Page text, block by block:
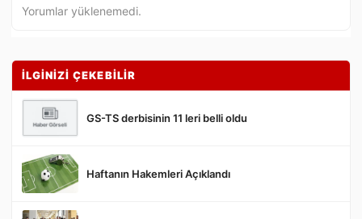
Gönder
Yorumlar yüklenemedi.
İLGİNİZİ ÇEKEBİLİR
GS-TS derbisinin 11 leri belli oldu
Haftanın Hakemleri Açıklandı